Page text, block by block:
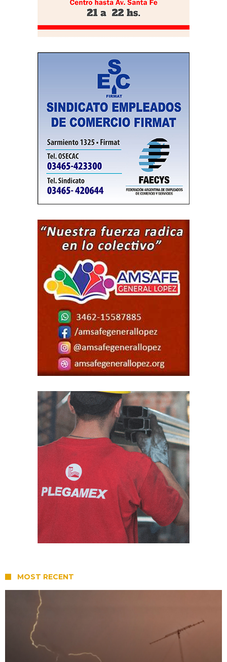
MOST RECENT